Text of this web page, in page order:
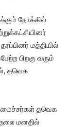
நோக்கில்
மத்தியில்
பிறகு வரும்
தவெக
தவெக
மனதில்